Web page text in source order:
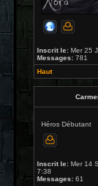
Inscrit le: Mer 25
Messages: 781
Haut
Héros Débutant
Inscrit le: Mer 14
7:38
Messages: 61